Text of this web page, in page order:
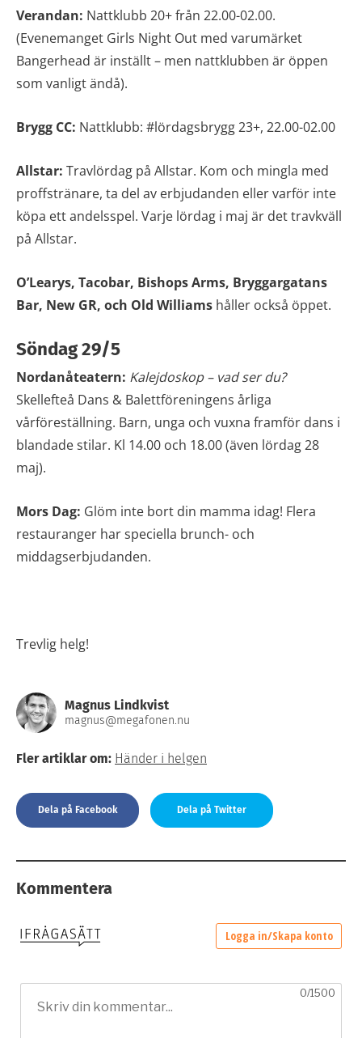
Verandan: Nattklubb 20+ från 22.00-02.00.
(Evenemanget Girls Night Out med varumärket
Bangerhead är inställt – men nattklubben är öppen
som vanligt ändå).
Brygg CC: Nattklubb: #lördagsbrygg 23+, 22.00-02.00
Allstar: Travlördag på Allstar. Kom och mingla med
proffstränare, ta del av erbjudanden eller varför inte
köpa ett andelsspel. Varje lördag i maj är det travkväll
på Allstar.
O’Learys, Tacobar, Bishops Arms, Bryggargatans
Bar, New GR, och Old Williams håller också öppet.
Söndag 29/5
Nordanåteatern: Kalejdoskop – vad ser du?
Skellefteå Dans & Balettföreningens årliga
vårföreställning. Barn, unga och vuxna framför dans i
blandade stilar. Kl 14.00 och 18.00 (även lördag 28
maj).
Mors Dag: Glöm inte bort din mamma idag! Flera
restauranger har speciella brunch- och
middagserbjudanden.
Trevlig helg!
Magnus Lindkvist
magnus@megafonen.nu
Fler artiklar om: Händer i helgen
Dela på Facebook Dela på Twitter
Kommentera